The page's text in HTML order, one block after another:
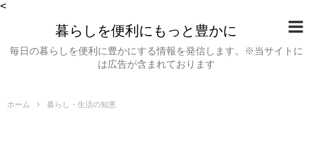
<
暮らしを便利にもっと豊かに
毎日の暮らしを便利に豊かにする情報を発信します。※当サイトに
は広告が含まれております
ホーム 暮らし・生活の知恵